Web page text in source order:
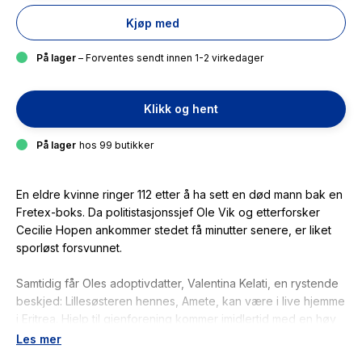
Kjøp med
På lager – Forventes sendt innen 1-2 virkedager
Klikk og hent
På lager hos 99 butikker
En eldre kvinne ringer 112 etter å ha sett en død mann bak en
Fretex-boks. Da politistasjonssjef Ole Vik og etterforsker
Cecilie Hopen ankommer stedet få minutter senere, er liket
sporløst forsvunnet.
Samtidig får Oles adoptivdatter, Valentina Kelati, en rystende
beskjed: Lillesøsteren hennes, Amete, kan være i live hjemme
i Eritrea. Hjelp til gjenforening kommer imidlertid med en høy
pris når Eritreas ambassade krever at hun betaler skatt til
Les mer